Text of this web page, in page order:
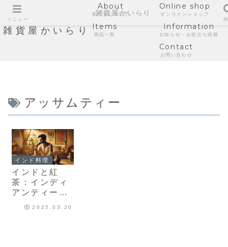
雑貨屋かいらり
About
私たちについて
Online shop
オンラインショップ
Items
商品一覧
Information
お知らせ・お役立ち情報
Contact
お問い合わせ
アッサムティー
インド料理
インドと紅
茶：インディ
アンティーの
2025.03.20
メニュー
雑貨屋かいらり